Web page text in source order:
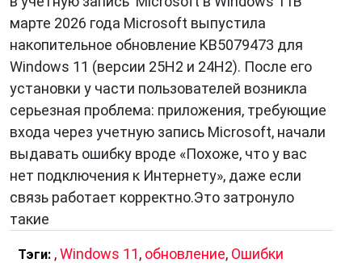
марте 2026 года Microsoft выпустила
накопительное обновление KB5079473 для
Windows 11 (версии 25H2 и 24H2). После его
установки у части пользователей возникла
серьезная проблема: приложения, требующие
входа через учетную запись Microsoft, начали
выдавать ошибку вроде «Похоже, что у вас
нет подключения к Интернету», даже если
связь работает корректно.Это затронуло
такие
Тэги: ,Windows 11, обновление, Ошибки